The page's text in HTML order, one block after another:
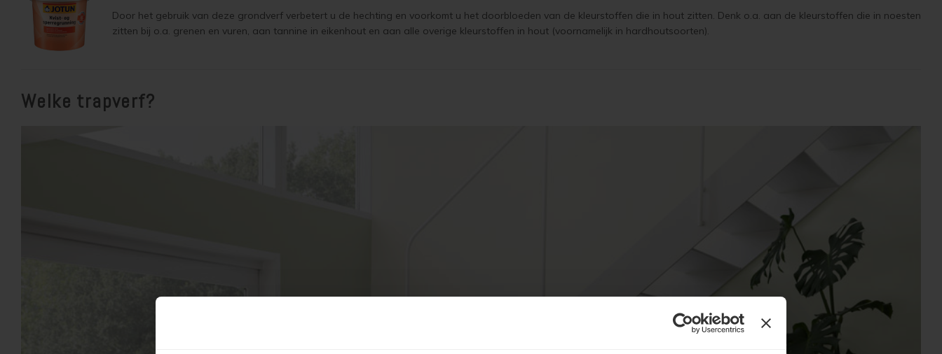
Door het gebruik van deze grondverf verbetert u de hechting en voorkomt u het doorbloeden van de kleurstoffen die in hout zitten. Denk o.a. aan de kleurstoffen die in noesten
zitten bij o.a. grenen en vuren, aan tannine in eikenhout en aan alle overige kleurstoffen in hout (voornamelijk in hardhoutsoorten).
Welke trapverf?